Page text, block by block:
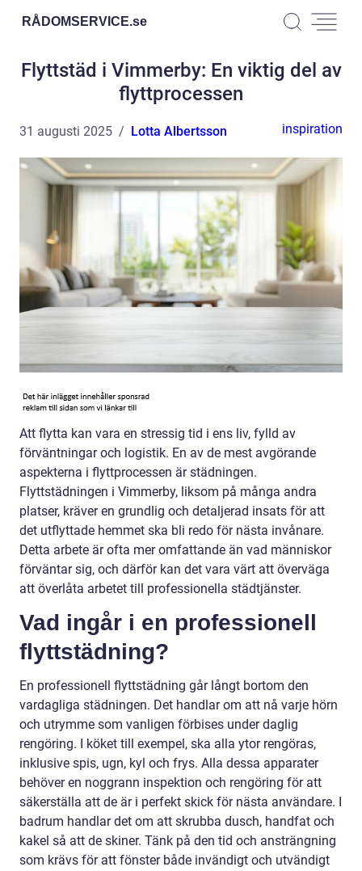
RÅDOMSERVICE.se
Flyttstäd i Vimmerby: En viktig del av
flyttprocessen
31 augusti 2025 Lotta Albertsson inspiration
Att flytta kan vara en stressig tid i ens liv, fylld av
förväntningar och logistik. En av de mest avgörande
aspekterna i flyttprocessen är städningen.
Flyttstädningen i Vimmerby, liksom på många andra
platser, kräver en grundlig och detaljerad insats för att
det utflyttade hemmet ska bli redo för nästa invånare.
Detta arbete är ofta mer omfattande än vad människor
förväntar sig, och därför kan det vara värt att överväga
att överlåta arbetet till professionella städtjänster.
Vad ingår i en professionell
flyttstädning?
En professionell flyttstädning går långt bortom den
vardagliga städningen. Det handlar om att nå varje hörn
och utrymme som vanligen förbises under daglig
rengöring. I köket till exempel, ska alla ytor rengöras,
inklusive spis, ugn, kyl och frys. Alla dessa apparater
behöver en noggrann inspektion och rengöring för att
säkerställa att de är i perfekt skick för nästa användare. I
badrum handlar det om att skrubba dusch, handfat och
kakel så att de skiner. Tänk på den tid och ansträngning
som krävs för att fönster både invändigt och utvändigt